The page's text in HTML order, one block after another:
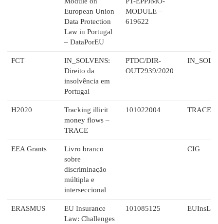
European Union
Data Protection
Law in Portugal
– DataPorEU
MODULE –
619622
FCT
IN_SOLVENS:
Direito da
insolvência em
Portugal
PTDC/DIR-
OUT2939/2020
H2020
Tracking illicit
money flows –
TRACE
101022004 TRACE
EEA Grants
Livro branco
sobre
discriminação
múltipla e
interseccional
CIG
ERASMUS
EU Insurance
Law: Challenges
101085125